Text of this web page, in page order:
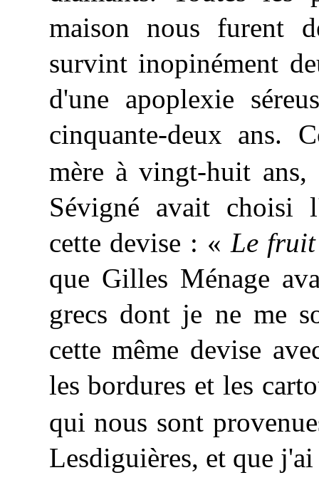
maison nous furent
survint inopinément
d'une apoplexie
cinquante-deux ans.
mère à vingt-huit
Sévigné avait choisi
cette devise : « Le
que Gilles Ménage
grecs dont je ne me
cette même devise
les bordures et les
qui nous sont
Lesdiguières, et que